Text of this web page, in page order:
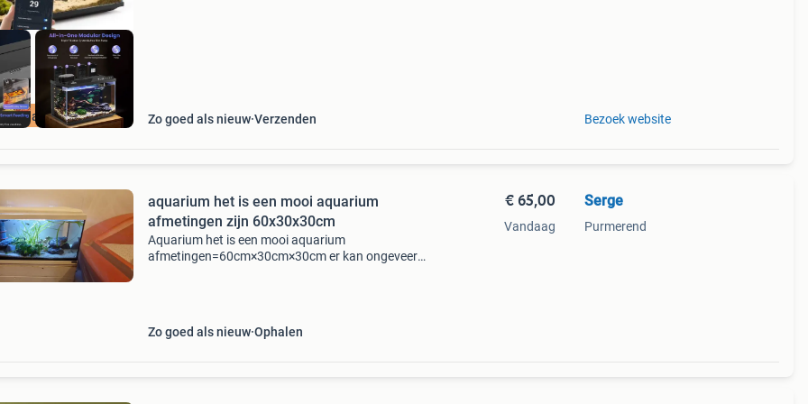
Korting Zo goed als nieuw Verzenden Bezoek website
aquarium het is een mooi aquarium
afmetingen zijn 60x30x30cm
Aquarium het is een mooi aquarium
afmetingen=60cm×30cm×30cm er kan ongeveer
Zo goed als nieuw Ophalen
€ 65,00
Vandaag
Serge
Purmerend